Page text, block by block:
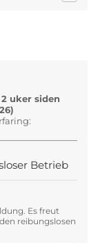
uker siden
Betrieb
Es freut
reibungslosen